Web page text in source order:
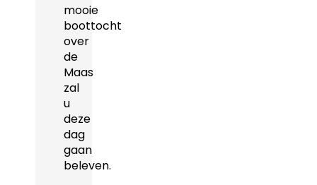
mooie
boottocht
over
de
Maas
zal
u
deze
dag
gaan
beleven.